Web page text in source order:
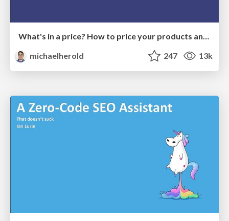
What's in a price? How to price your products and services
michaelherold
247 13k